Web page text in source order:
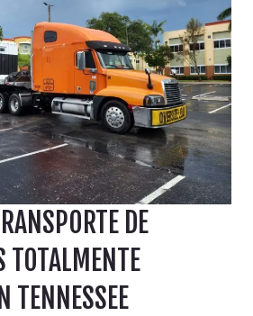
DE
TOTALMENTE
TENNESSEE